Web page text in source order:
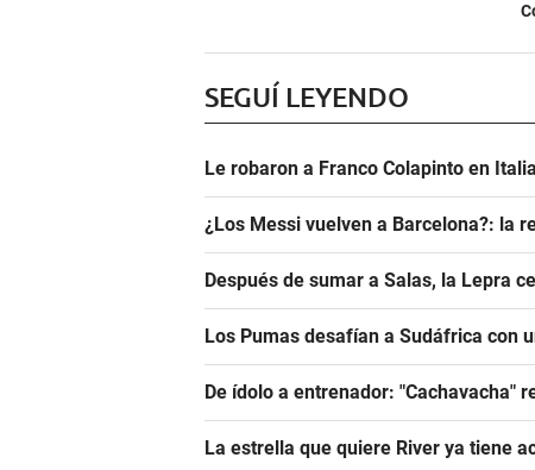
SEGUÍ LEYENDO
Le robaron a Franco Colapinto en
¿Los Messi vuelven a Barcelona?: la
Después de sumar a Salas, la Lepra
Los Pumas desafían a Sudáfrica con
De ídolo a entrenador: "Cachavacha"
La estrella que quiere River ya tiene